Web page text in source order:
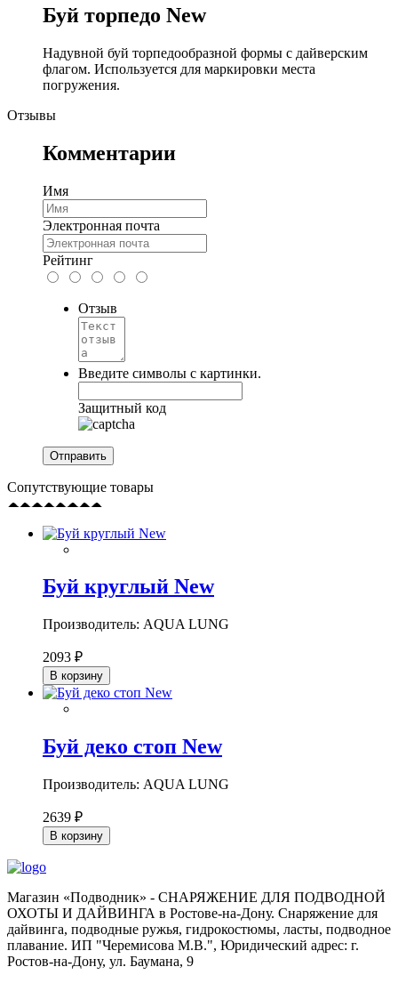
Буй торпедо New
Надувной буй торпедообразной формы с дайверским
флагом. Используется для маркировки места
погружения.
Отзывы
Комментарии
Имя
Электронная почта
Рейтинг
Отзыв
Введите символы с картинки.
Защитный код
Сопутствующие товары
Буй круглый New
Производитель: AQUA LUNG
2093 ₽
В корзину
Буй деко стоп New
Производитель: AQUA LUNG
2639 ₽
В корзину
Магазин «Подводник» - СНАРЯЖЕНИЕ ДЛЯ ПОДВОДНОЙ
ОХОТЫ И ДАЙВИНГА в Ростове-на-Дону. Снаряжение для
дайвинга, подводные ружья, гидрокостюмы, ласты, подводное
плавание. ИП "Черемисова М.В.", Юридический адрес: г.
Ростов-на-Дону, ул. Баумана, 9